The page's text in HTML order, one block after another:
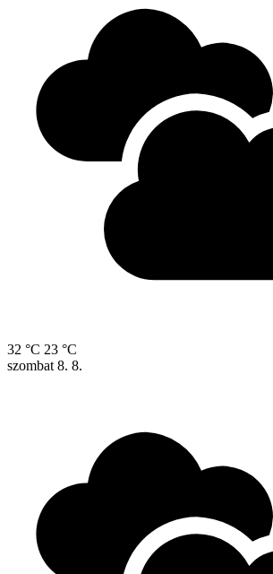
32 °C 23 °C
szombat 8. 8.